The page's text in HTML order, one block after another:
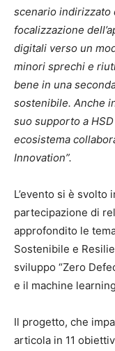
scenario indirizzato
focalizzazione
digitali verso un
minori sprechi e
bene in una
sostenibile. Anche
suo supporto a
ecosistema
Innovation”.
L’evento si è svolto
partecipazione di
approfondito le
Sostenibile e
sviluppo “Zero
e il machine
Il progetto, che
articola in 11